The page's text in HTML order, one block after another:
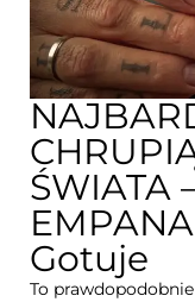
ŚWIATA
Gotuje
To